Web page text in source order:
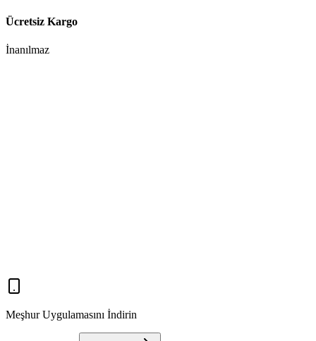
Ücretsiz Kargo
İnanılmaz
Meşhur Uygulamasını İndirin